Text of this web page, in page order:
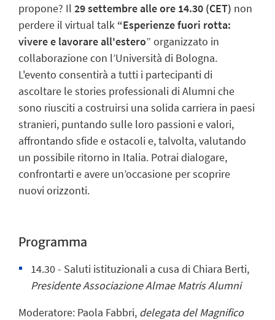
propone? Il 29 settembre alle ore 14.30 (CET) non
perdere il virtual talk “Esperienze fuori rotta:
vivere e lavorare all'estero” organizzato in
collaborazione con l’Università di Bologna.
L'evento consentirà a tutti i partecipanti di
ascoltare le stories professionali di Alumni che
sono riusciti a costruirsi una solida carriera in paesi
stranieri, puntando sulle loro passioni e valori,
affrontando sfide e ostacoli e, talvolta, valutando
un possibile ritorno in Italia. Potrai dialogare,
confrontarti e avere un’occasione per scoprire
nuovi orizzonti.
Programma
14.30 - Saluti istituzionali a cusa di Chiara Berti,
Presidente Associazione Almae Matris Alumni
Moderatore: Paola Fabbri, delegata del Magnifico